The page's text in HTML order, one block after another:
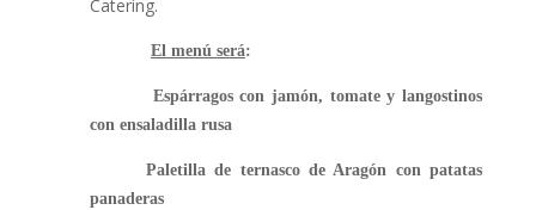
Catering.
El menú será:
Espárragos con jamón, tomate y langostinos
con ensaladilla rusa
Paletilla de ternasco de Aragón con patatas
panaderas